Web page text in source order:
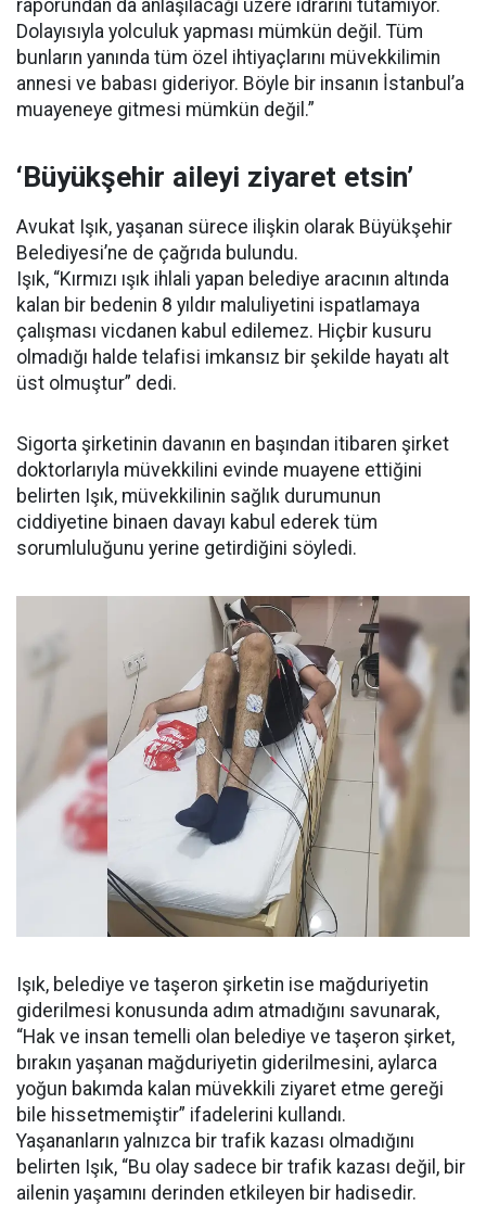
raporundan da anlaşılacağı üzere idrarını tutamıyor.
Dolayısıyla yolculuk yapması mümkün değil. Tüm
bunların yanında tüm özel ihtiyaçlarını müvekkilimin
annesi ve babası gideriyor. Böyle bir insanın İstanbul’a
muayeneye gitmesi mümkün değil.”
‘Büyükşehir aileyi ziyaret etsin’
Avukat Işık, yaşanan sürece ilişkin olarak Büyükşehir
Belediyesi’ne de çağrıda bulundu.
Işık, “Kırmızı ışık ihlali yapan belediye aracının altında
kalan bir bedenin 8 yıldır maluliyetini ispatlamaya
çalışması vicdanen kabul edilemez. Hiçbir kusuru
olmadığı halde telafisi imkansız bir şekilde hayatı alt
üst olmuştur” dedi.
Sigorta şirketinin davanın en başından itibaren şirket
doktorlarıyla müvekkilini evinde muayene ettiğini
belirten Işık, müvekkilinin sağlık durumunun
ciddiyetine binaen davayı kabul ederek tüm
sorumluluğunu yerine getirdiğini söyledi.
Işık, belediye ve taşeron şirketin ise mağduriyetin
giderilmesi konusunda adım atmadığını savunarak,
“Hak ve insan temelli olan belediye ve taşeron şirket,
bırakın yaşanan mağduriyetin giderilmesini, aylarca
yoğun bakımda kalan müvekkili ziyaret etme gereği
bile hissetmemiştir” ifadelerini kullandı.
Yaşananların yalnızca bir trafik kazası olmadığını
belirten Işık, “Bu olay sadece bir trafik kazası değil, bir
ailenin yaşamını derinden etkileyen bir hadisedir.